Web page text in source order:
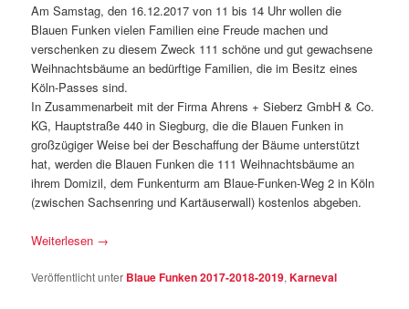
Am Samstag, den 16.12.2017 von 11 bis 14 Uhr wollen die
Blauen Funken vielen Familien eine Freude machen und
verschenken zu diesem Zweck 111 schöne und gut gewachsene
Weihnachtsbäume an bedürftige Familien, die im Besitz eines
Köln-Passes sind.
In Zusammenarbeit mit der Firma Ahrens + Sieberz GmbH & Co.
KG, Hauptstraße 440 in Siegburg, die die Blauen Funken in
großzügiger Weise bei der Beschaffung der Bäume unterstützt
hat, werden die Blauen Funken die 111 Weihnachtsbäume an
ihrem Domizil, dem Funkenturm am Blaue-Funken-Weg 2 in Köln
(zwischen Sachsenring und Kartäuserwall) kostenlos abgeben.
Weiterlesen →
Veröffentlicht unter Blaue Funken 2017-2018-2019,Karneval